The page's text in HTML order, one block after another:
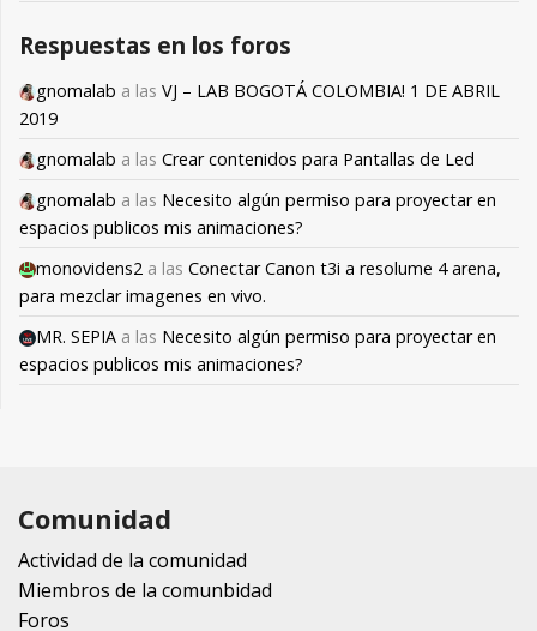
Respuestas en los foros
gnomalab a las VJ – LAB BOGOTÁ COLOMBIA! 1 DE ABRIL
2019
gnomalab a las Crear contenidos para Pantallas de Led
gnomalab a las Necesito algún permiso para proyectar en
espacios publicos mis animaciones?
monovidens2 a las Conectar Canon t3i a resolume 4 arena,
para mezclar imagenes en vivo.
MR. SEPIA a las Necesito algún permiso para proyectar en
espacios publicos mis animaciones?
Comunidad
Actividad de la comunidad
Miembros de la comunbidad
Foros